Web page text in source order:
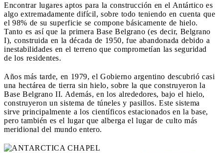
Encontrar lugares aptos para la construcción en el Antártico es
algo extremadamente difícil, sobre todo teniendo en cuenta que
el 98% de su superficie se compone básicamente de hielo.
Tanto es así que la primera Base Belgrano (es decir, Belgrano
I), construida en la década de 1950, fue abandonada debido a
inestabilidades en el terreno que comprometían las seguridad
de los residentes.
Años más tarde, en 1979, el Gobierno argentino descubrió casi
una hectárea de tierra sin hielo, sobre la que construyeron la
Base Belgrano II. Además, en los alrededores, bajo el hielo,
construyeron un sistema de túneles y pasillos. Este sistema
sirve principalmente a los científicos estacionados en la base,
pero también es el lugar que alberga el lugar de culto más
meridional del mundo entero.